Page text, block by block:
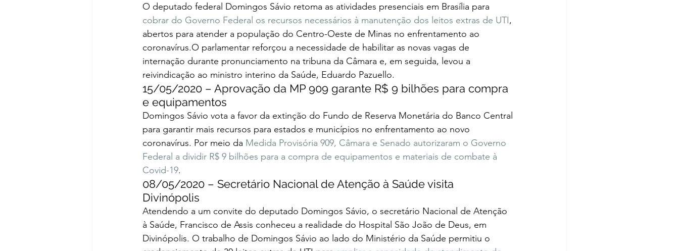
O deputado federal Domingos Sávio retoma as atividades presenciais em Brasília para
cobrar do Governo Federal os recursos necessários à manutenção dos leitos extras de UTI,
abertos para atender a população do Centro-Oeste de Minas no enfrentamento ao
coronavírus.O parlamentar reforçou a necessidade de habilitar as novas vagas de
internação durante pronunciamento na tribuna da Câmara e, em seguida, levou a
reivindicação ao ministro interino da Saúde, Eduardo Pazuello.
15/05/2020 – Aprovação da MP 909 garante R$ 9 bilhões para compra
e equipamentos
Domingos Sávio vota a favor da extinção do Fundo de Reserva Monetária do Banco Central
para garantir mais recursos para estados e municípios no enfrentamento ao novo
coronavírus. Por meio da Medida Provisória 909, Câmara e Senado autorizaram o Governo
Federal a dividir R$ 9 bilhões para a compra de equipamentos e materiais de combate à
Covid-19.
08/05/2020 – Secretário Nacional de Atenção à Saúde visita
Divinópolis
Atendendo a um convite do deputado Domingos Sávio, o secretário Nacional de Atenção
à Saúde, Francisco de Assis conheceu a realidade do Hospital São João de Deus, em
Divinópolis. O trabalho de Domingos Sávio ao lado do Ministério da Saúde permitiu o